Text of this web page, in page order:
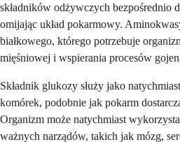
składników odżywczych bezpośrednio
omijając układ pokarmowy.
białkowego, którego potrzebuje
mięśniowej i wspierania procesów
Składnik glukozy służy jako
komórek, podobnie jak pokarm
Organizm może natychmiast
ważnych narządów, takich jak mózg,